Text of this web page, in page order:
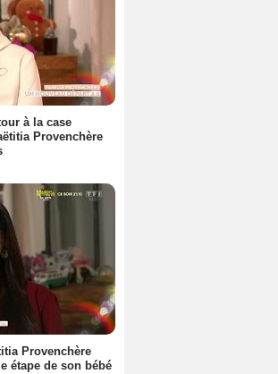
à la case
Provenchère
Provenchère
étape de son bébé